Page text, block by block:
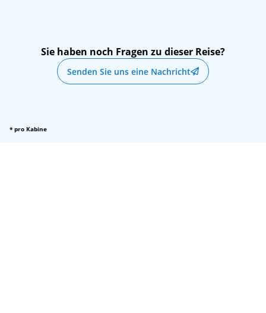
Sie haben noch Fragen zu dieser Reise?
Senden Sie uns eine Nachricht
* pro Kabine